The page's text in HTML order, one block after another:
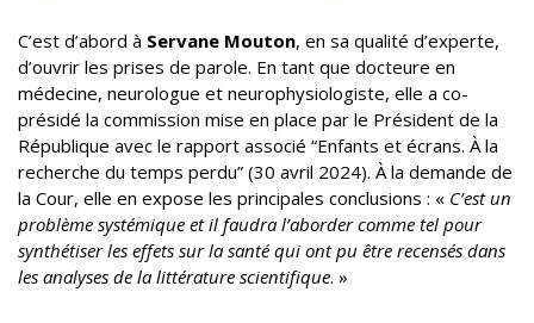
C’est d’abord à Servane Mouton, en sa qualité d’experte,
d’ouvrir les prises de parole. En tant que docteure en
médecine, neurologue et neurophysiologiste, elle a co-
présidé la commission mise en place par le Président de la
République avec le rapport associé “Enfants et écrans. À la
recherche du temps perdu” (30 avril 2024). À la demande de
la Cour, elle en expose les principales conclusions : « C’est un
problème systémique et il faudra l’aborder comme tel pour
synthétiser les effets sur la santé qui ont pu être recensés dans
les analyses de la littérature scientifique. »